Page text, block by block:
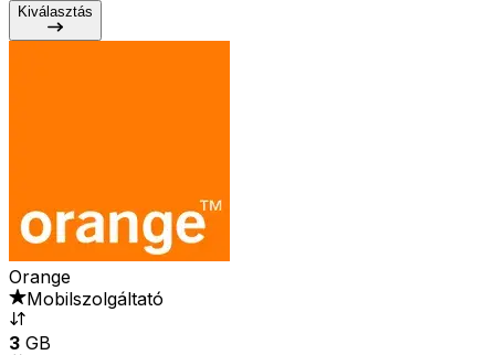
Kiválasztás
Orange
Mobilszolgáltató
3 GB